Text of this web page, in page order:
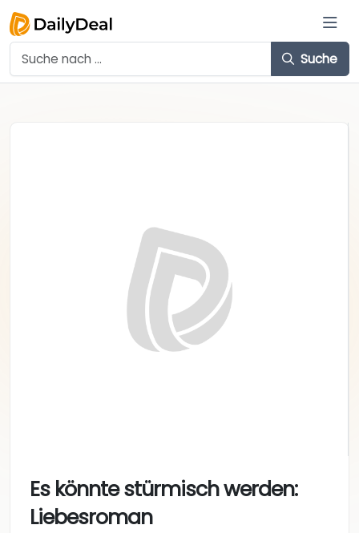
Suche
Es könnte stürmisch werden:
Liebesroman